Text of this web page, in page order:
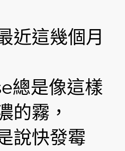
近這幾個月
總是像這樣
的霧，
說快發霉